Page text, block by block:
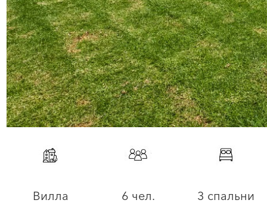
Вилла 6 чел. 3 спальни